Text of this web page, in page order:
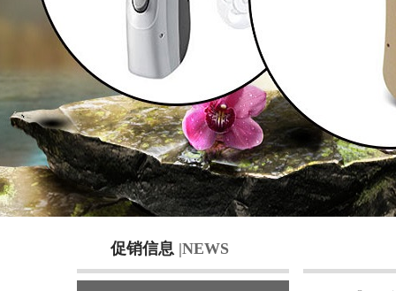
促销信息 |NEWS